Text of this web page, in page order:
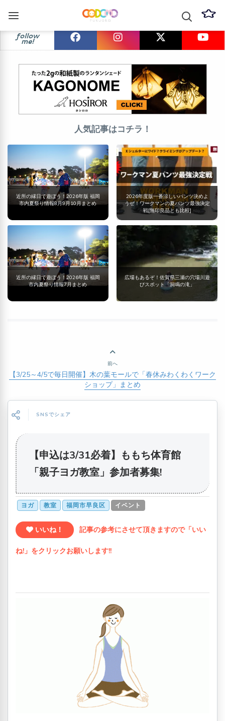
follow
me!
人気記事はコチラ！
近所の縁日で遊ぼう！2026年版 福岡
市内夏祭り情報8月9月10月まとめ
2026年度版一番涼しいパンツ決めよ
うぜ！ワークマンの夏パンツ最強決定
戦[無印良品とも比較]
近所の縁日で遊ぼう！2026年版 福岡
市内夏祭り情報7月まとめ
広場もあるぞ！佐賀県三瀬の穴場川遊
びスポット「洞鳴の滝」
前へ
【3/25～4/5で毎日開催】木の葉モールで「春休みわくわくワーク
ショップ」まとめ
SNSでシェア
【申込は3/31必着】ももち体育館
「親子ヨガ教室」参加者募集!
ヨガ 教室 福岡市早良区 イベント
いいね！ 記事の参考にさせて頂きますので「いい
ね!」をクリックお願いします!!